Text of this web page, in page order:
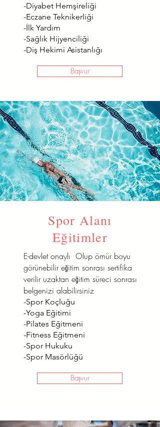
-Diyabet Hemşireliği
-Eczane Teknikerliği
-İlk Yardım
-Sağlık Hijyenciliği
-Diş Hekimi Asistanlığı
Başvur
Spor Alanı
Eğitimler
E-devlet onaylı Olup ömür boyu
görünebilir eğitim sonrası sertifika
verilir uzaktan eğitim süreci sonrası
belgenizi alabilirsiniz
-Spor Koçluğu
-Yoga Eğitimi
-Pilates Eğitmeni
-Fitness Eğitmeni
-Spor Hukuku
-Spor Masörlüğü
Başvur